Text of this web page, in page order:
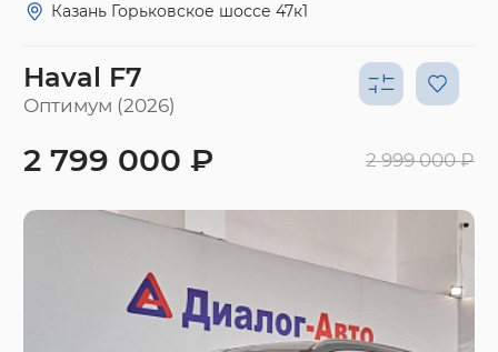
Казань Горьковское шоссе 47к1
Haval F7
Оптимум (2026)
2 799 000 ₽ 2 999 000 ₽